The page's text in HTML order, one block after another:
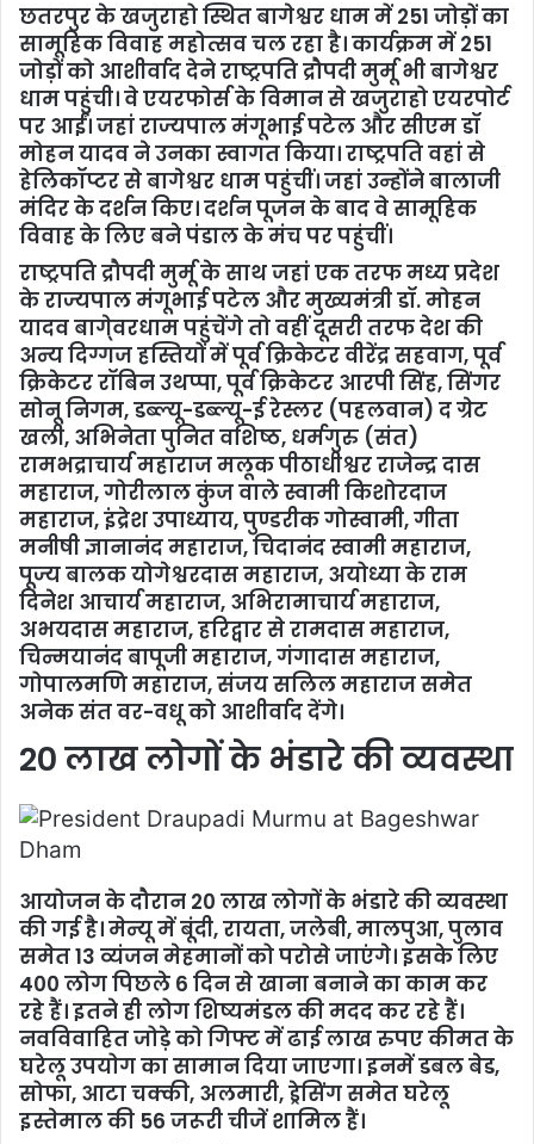
छतरपुर के खजुराहो स्थित बागेश्वर धाम में 251 जोड़ों का
सामूहिक विवाह महोत्सव चल रहा है। कार्यक्रम में 251
जोड़ों को आशीर्वाद देने राष्ट्रपति द्रौपदी मुर्मू भी बागेश्वर
धाम पहुंची। वे एयरफोर्स के विमान से खजुराहो एयरपोर्ट
पर आईं। जहां राज्यपाल मंगूभाई पटेल और सीएम डॉ
मोहन यादव ने उनका स्वागत किया। राष्ट्रपति वहां से
हेलिकॉप्टर से बागेश्वर धाम पहुंचीं। जहां उन्होंने बालाजी
मंदिर के दर्शन किए। दर्शन पूजन के बाद वे सामूहिक
विवाह के लिए बने पंडाल के मंच पर पहुंचीं।
राष्ट्रपति द्रौपदी मुर्मू के साथ जहां एक तरफ मध्य प्रदेश
के राज्यपाल मंगूभाई पटेल और मुख्यमंत्री डॉ. मोहन
यादव बागे्वरधाम पहुंचेंगे तो वहीं दूसरी तरफ देश की
अन्य दिग्गज हस्तियों में पूर्व क्रिकेटर वीरेंद्र सहवाग, पूर्व
क्रिकेटर रॉबिन उथप्पा, पूर्व क्रिकेटर आरपी सिंह, सिंगर
सोनू निगम, डब्ल्यू-डब्ल्यू-ई रेस्लर (पहलवान) द ग्रेट
खली, अभिनेता पुनित वशिष्ठ, धर्मगुरु (संत)
रामभद्राचार्य महाराज मलूक पीठाधीश्वर राजेन्द्र दास
महाराज, गोरीलाल कुंज वाले स्वामी किशोरदाज
महाराज, इंद्रेश उपाध्याय, पुण्डरीक गोस्वामी, गीता
मनीषी ज्ञानानंद महाराज, चिदानंद स्वामी महाराज,
पूज्य बालक योगेश्वरदास महाराज, अयोध्या के राम
दिनेश आचार्य महाराज, अभिरामाचार्य महाराज,
अभयदास महाराज, हरिद्वार से रामदास महाराज,
चिन्मयानंद बापूजी महाराज, गंगादास महाराज,
गोपालमणि महाराज, संजय सलिल महाराज समेत
अनेक संत वर-वधू को आशीर्वाद देंगे।
20 लाख लोगों के भंडारे की व्यवस्था
आयोजन के दौरान 20 लाख लोगों के भंडारे की व्यवस्था
की गई है। मेन्यू में बूंदी, रायता, जलेबी, मालपुआ, पुलाव
समेत 13 व्यंजन मेहमानों को परोसे जाएंगे। इसके लिए
400 लोग पिछले 6 दिन से खाना बनाने का काम कर
रहे हैं। इतने ही लोग शिष्यमंडल की मदद कर रहे हैं।
नवविवाहित जोड़े को गिफ्ट में ढाई लाख रुपए कीमत के
घरेलू उपयोग का सामान दिया जाएगा। इनमें डबल बेड,
सोफा, आटा चक्की, अलमारी, ड्रेसिंग समेत घरेलू
इस्तेमाल की 56 जरूरी चीजें शामिल हैं।